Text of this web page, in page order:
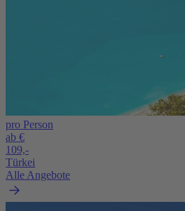
pro Person
ab €
109,-
Türkei
Alle Angebote